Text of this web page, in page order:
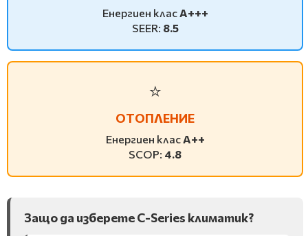
Енергиен клас A+++
SEER: 8.5
⭐
ОТОПЛЕНИЕ
Енергиен клас A++
SCOP: 4.8
Защо да изберете C-Series климатик?